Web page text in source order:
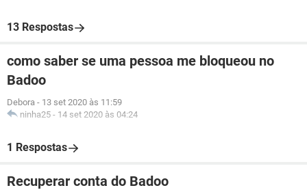
13 Respostas
como saber se uma pessoa me bloqueou no
Badoo
Debora - 13 set 2020 às 11:59
ninha25 - 14 set 2020 às 04:24
1 Respostas
Recuperar conta do Badoo